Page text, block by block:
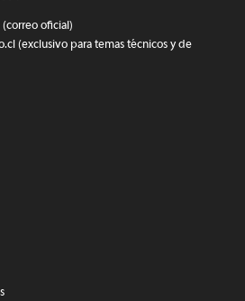
(correo oficial)
(exclusivo para temas técnicos y de